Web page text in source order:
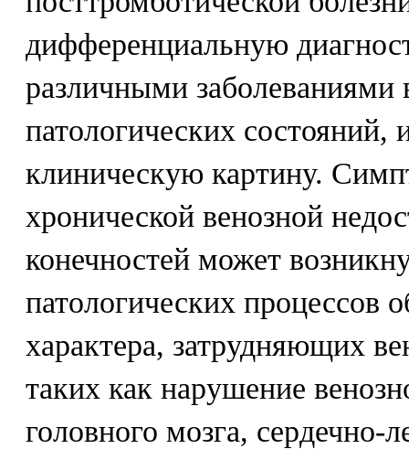
дифференциальную
различными заболеваниями
патологических
клиническую картину.
хронической венозной
конечностей может
патологических процессов
характера, затрудняющих
таких как нарушение
головного мозга, сердечно-